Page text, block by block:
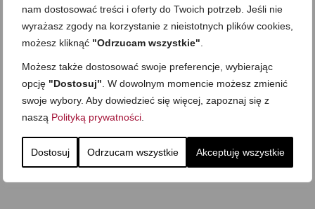
nam dostosować treści i oferty do Twoich potrzeb. Jeśli nie
wyrażasz zgody na korzystanie z nieistotnych plików cookies,
możesz kliknąć "Odrzucam wszystkie"
Możesz także dostosować swoje preferencje, wybierając
opcję "Dostosuj" . W dowolnym momencie możesz zmienić
swoje wybory. Aby dowiedzieć się więcej, zapoznaj się z
naszą Polityką prywatności
Dostosuj Odrzucam wszystkie Akceptuję wszystkie